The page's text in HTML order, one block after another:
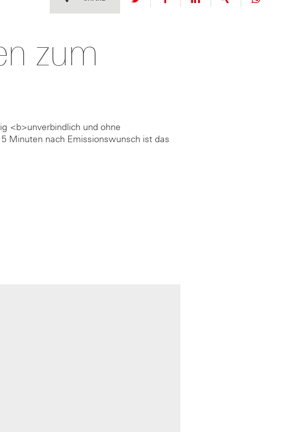
zum
<b>unverbindlich und ohne
Minuten nach Emissionswunsch ist das